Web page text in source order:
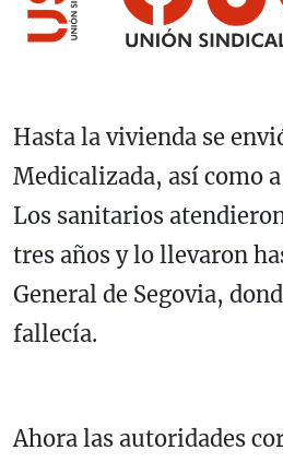
Hasta la vivienda se
Medicalizada, así como
Los sanitarios
tres años y lo llevaron
General de Segovia,
fallecía.
Ahora las autoridades